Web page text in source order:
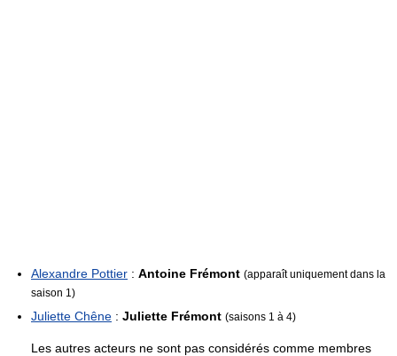
Alexandre Pottier : Antoine Frémont (apparaît uniquement dans la
saison 1)
Juliette Chêne : Juliette Frémont (saisons 1 à 4)
Les autres acteurs ne sont pas considérés comme membres